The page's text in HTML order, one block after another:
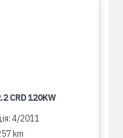
CRD 120KW
4/2011
km